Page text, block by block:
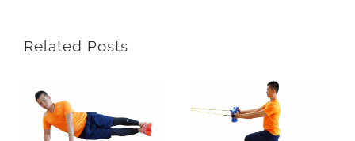
Related Posts